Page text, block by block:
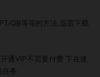
QB 等等的方法 迅雷下载
通VIP不需要付费
下在速
任务